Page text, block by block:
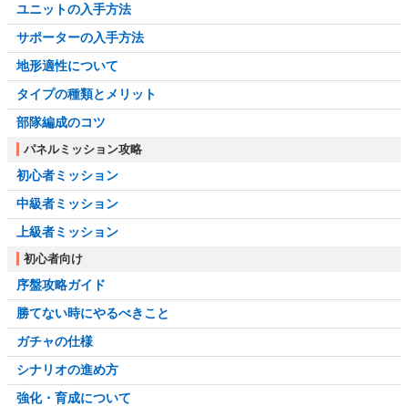
ユニットの入手方法
サポーターの入手方法
地形適性について
タイプの種類とメリット
部隊編成のコツ
パネルミッション攻略
初心者ミッション
中級者ミッション
上級者ミッション
初心者向け
序盤攻略ガイド
勝てない時にやるべきこと
ガチャの仕様
シナリオの進め方
強化・育成について